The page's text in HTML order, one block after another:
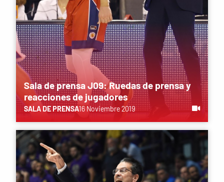
Sala de prensa J09: Ruedas de prensa y
reacciones de jugadores
SALA DE PRENSA16 Noviembre 2019